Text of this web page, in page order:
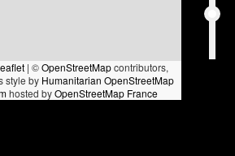
| ©OpenStreetMapcontributors,
style by Humanitarian OpenStreetMap
hosted byOpenStreetMap France